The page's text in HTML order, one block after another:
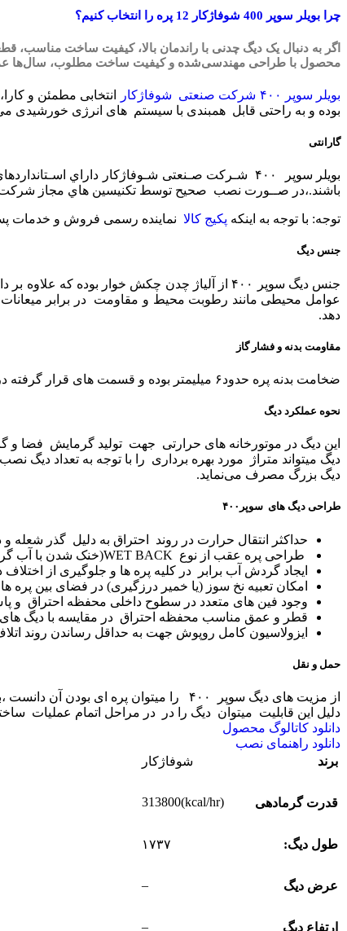
چرا بویلر سوپر 400 شوفاژکار 12 پره را انتخاب کنیم؟
محصول با طراحی مهندسی‌شده و کیفیت ساخت مطلوب، سال‌ها
بویلر سوپر ۴۰۰ شرکت صنعتی شوفاژکار
بوده و به راحتی قابل همبندی با سیستم های انرژی خورشیدی
گارانتی
باشند.،در صــورت نصب صحیح توسط تکنیسین هاي مجاز شرکت شوفاژکار ، دیگ های
توجه: با توجه به اینکه پکیج کالا نماینده رسمی فروش و خدمات پس از فروش شرکت
جنس دیگ
جنس دیگ سوپر ۴۰۰ از آلیاژ چدن چکش خوار بوده
عوامل محیطی مانند رطوبت محیط و مقاومت در برابر
دهد.
مقاومت بدنه و فشار گاز
ضخامت بدنه پره حدود۶ میلیمتر بوده و قسمت های قرار گرفته در سمت احتراق با فین های برجسته، به تعداد زیاد پوشانده شده است . فشار کاری دیگ معادل ۴ اتمسفر است
نحوه عملکرد دیگ
این دیگ در موتورخانه های حرارتی جهت تولید گرمایش فضا
دیگ میتواند متراژ مورد بهره برداری را با توجه به تعداد
دیگ بزرگ مصرف می‌نماید.
طراحی دیگ های سوپر۴۰۰
حداکثر انتقال حرارت در روند احتراق به دلیل گذر شعله
طراحی پره عقب از نوع WET BACK(خنک شدن با آب گردشی)
ایجاد گردش آب برابر در کلیه پره ها و جلوگیری از
امکان تعبیه نخ سوز (یا خمیر درزگیری) در فضای بین پره
وجود فین های متعدد در سطوح داخلی محفظه احتراق و
قطر و عمق مناسب محفظه احتراق در مقایسه با دیگ های
ایزولاسیون کامل روپوش جهت به حداقل رساندن روند
حمل و نقل
از مزیت های دیگ سوپر ۴۰۰ را میتوان
دلیل این قابلیت میتوان دیگ را در در مراحل اتمام عملیات
دانلود کاتالوگ محصول
دانلود راهنمای نصب
برند
شوفاژکار
قدرت گرمادهی (kcal/hr)313800
طول دیگ: ۱۷۳۷
عرض دیگ –
ارتفاع دیگ –